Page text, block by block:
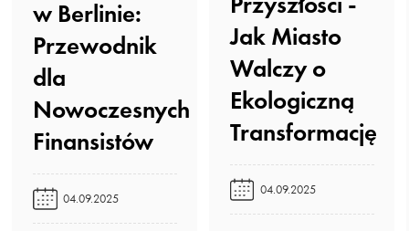
w Berlinie:
Przewodnik
dla
Nowoczesnych
Finansistów️
04.09.2025
Jak Miasto
Walczy o
Ekologiczną
Transformację️
04.09.2025